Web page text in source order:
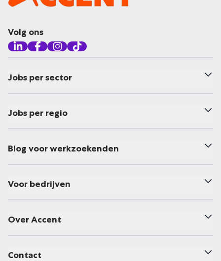
Volg ons
Jobs per sector
Jobs per regio
Blog voor werkzoekenden
Voor bedrijven
Over Accent
Contact